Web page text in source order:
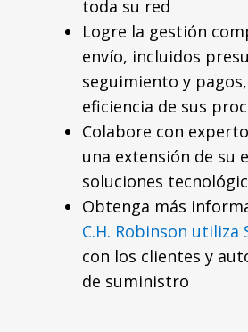
toda su red
Logre la gestión
envío, incluidos
seguimiento y
eficiencia de sus
Colabore con
una extensión de su
soluciones
Obtenga más
C.H. Robinson utiliza
con los clientes y
de suministro